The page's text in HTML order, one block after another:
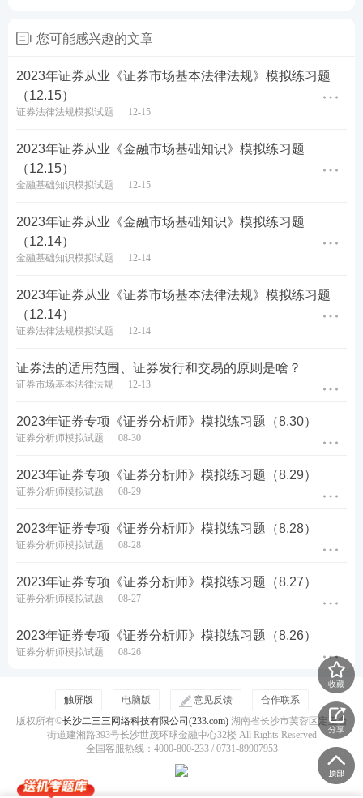
试题不够刷？233网校证券考试题库，章节习题、模
考生可通过
——做题，包括章节练习、每日一练、模拟试题、历
年真题、易错题等，通过手机随时随地刷题。【
载>> 】
您可能感兴趣的文章
2023年证券从业《证券市场基本法律法规》模拟练习题
（12.15）
证券法律法规模拟试题 12-15
2023年证券从业《金融市场基础知识》模拟练习题
（12.15）
金融基础知识模拟试题 12-15
2023年证券从业《金融市场基础知识》模拟练习题
（12.14）
金融基础知识模拟试题 12-14
2023年证券从业《证券市场基本法律法规》模拟练习题
（12.14）
证券法律法规模拟试题 12-14
证券法的适用范围、证券发行和交易的原则是啥？
证券市场基本法律法规 12-13
2023年证券专项《证券分析师》模拟练习题（8.30）
证券分析师模拟试题 08-30
2023年证券专项《证券分析师》模拟练习题（8.29）
证券分析师模拟试题 08-29
2023年证券专项《证券分析师》模拟练习题（8.28）
证券分析师模拟试题 08-28
2023年证券专项《证券分析师》模拟练习题（8.27）
证券分析师模拟试题 08-27
2023年证券专项《证券分析师》模拟练习题（8.26）
证券分析师模拟试题 08-26
收藏
分享
触屏版 电脑版 意见反馈
合作联系
版权所有©长沙二三三网络科技有限公司(233.com)湖南省长沙市芙蓉区定王台
街道建湘路393号长沙世茂环球金融中心32楼 All Rights Reserved
全国客服热线：4000-800-233 / 0731-89907953